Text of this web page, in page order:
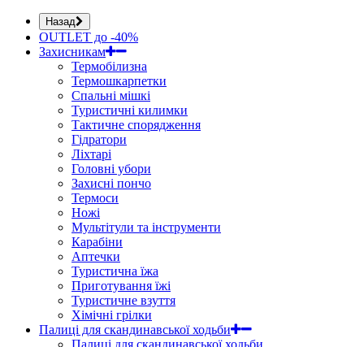
Назад
OUTLET до -40%
Захисникам
Термобілизна
Термошкарпетки
Спальні мішкі
Туристичні килимки
Тактичне спорядження
Гідратори
Ліхтарі
Головні убори
Захисні пончо
Термоси
Ножі
Мультітули та інструменти
Карабіни
Аптечки
Туристична їжа
Приготування їжі
Туристичне взуття
Хімічні грілки
Палиці для скандинавської ходьби
Палиці для скандинавської ходьби